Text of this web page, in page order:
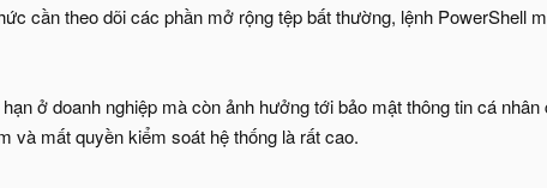
cần theo dõi các phần mở rộng tệp bất thường, lệnh PowerShell
ở doanh nghiệp mà còn ảnh hưởng tới bảo mật thông tin cá
và mất quyền kiểm soát hệ thống là rất cao.